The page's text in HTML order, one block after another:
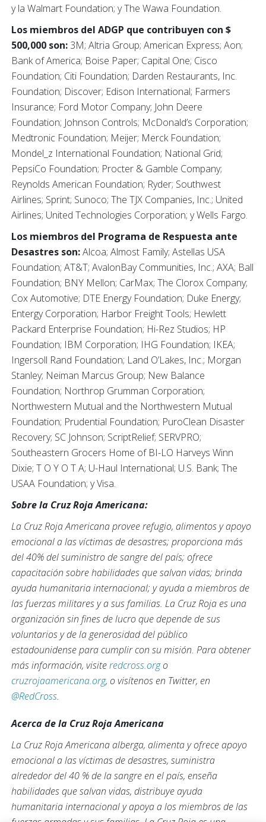
y la Walmart Foundation; y The Wawa Foundation.
Los miembros del ADGP que contribuyen con $
500,000 son: 3M; Altria Group; American Express; Aon;
Bank of America; Boise Paper; Capital One; Cisco
Foundation; Citi Foundation; Darden Restaurants, Inc.
Foundation; Discover; Edison International; Farmers
Insurance; Ford Motor Company; John Deere
Foundation; Johnson Controls; McDonald’s Corporation;
Medtronic Foundation; Meijer; Merck Foundation;
Mondel_z International Foundation; National Grid;
PepsiCo Foundation; Procter & Gamble Company;
Reynolds American Foundation; Ryder; Southwest
Airlines; Sprint; Sunoco; The TJX Companies, Inc.; United
Airlines; United Technologies Corporation; y Wells Fargo.
Los miembros del Programa de Respuesta ante
Desastres son:Alcoa; Almost Family; Astellas USA
Foundation; AT&T; AvalonBay Communities, Inc.; AXA; Ball
Foundation; BNY Mellon; CarMax; The Clorox Company;
Cox Automotive; DTE Energy Foundation; Duke Energy;
Entergy Corporation; Harbor Freight Tools; Hewlett
Packard Enterprise Foundation; Hi-Rez Studios; HP
Foundation; IBM Corporation; IHG Foundation; IKEA;
Ingersoll Rand Foundation; Land O’Lakes, Inc.; Morgan
Stanley; Neiman Marcus Group; New Balance
Foundation; Northrop Grumman Corporation;
Northwestern Mutual and the Northwestern Mutual
Foundation; Prudential Foundation; PuroClean Disaster
Recovery; SC Johnson; ScriptRelief; SERVPRO;
Southeastern Grocers Home of BI-LO Harveys Winn
Dixie; T O Y O T A; U-Haul International; U.S. Bank; The
USAA Foundation; y Visa.
Sobre la Cruz Roja Americana:
La Cruz Roja Americana provee refugio, alimentos y apoyo
emocional a las víctimas de desastres; proporciona más
del 40% del suministro de sangre del país; ofrece
capacitación sobre habilidades que salvan vidas; brinda
ayuda humanitaria internacional; y ayuda a miembros de
las fuerzas militares y a sus familias. La Cruz Roja es una
organización sin fines de lucro que depende de sus
voluntarios y de la generosidad del público
estadounidense para cumplir con su misión. Para obtener
más información, visiteredcross.orgo
cruzrojaamericana.org, o visítenos en Twitter, en
@RedCross.
Acerca de la Cruz Roja Americana
La Cruz Roja Americana alberga, alimenta y ofrece apoyo
emocional a las víctimas de desastres, suministra
alrededor del 40 % de la sangre en el país, enseña
habilidades que salvan vidas, distribuye ayuda
humanitaria internacional y apoya a los miembros de las